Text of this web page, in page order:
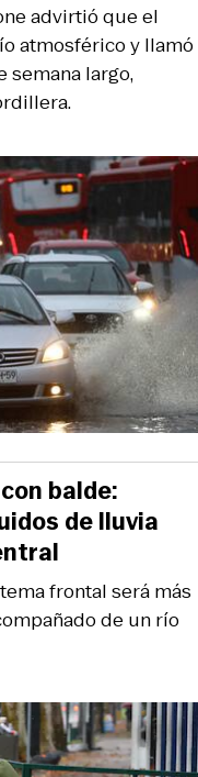
advirtió que el
atmosférico y llamó
semana largo,
frontal será más
de un río
balde:
de lluvia